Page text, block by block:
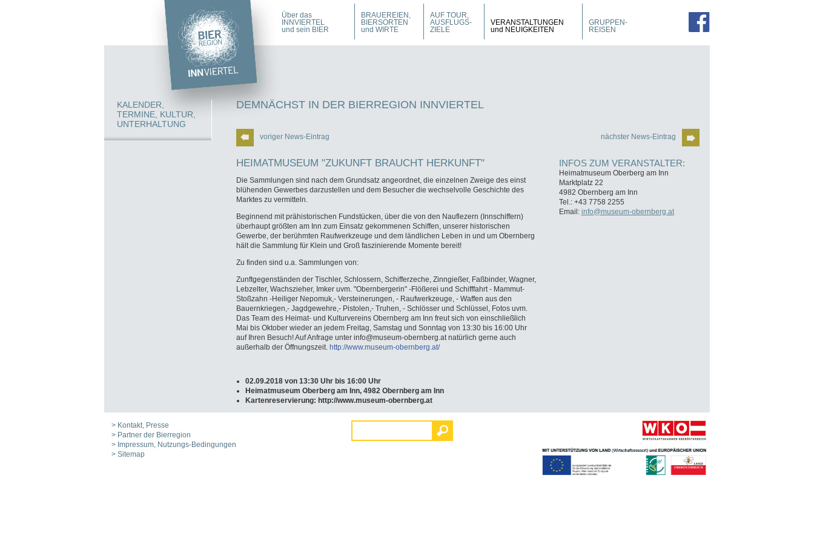
Über das
INNVIERTEL
und sein BIER
BRAUEREIEN,
BIERSORTEN
und WIRTE
AUF TOUR,
AUSFLUGS-
ZIELE
VERANSTALTUNGEN
und NEUIGKEITEN
GRUPPEN-
REISEN
PROSPEKTE
FÜHRUNGEN
KALENDER,
TERMINE, KULTUR,
UNTERHALTUNG
DEMNÄCHST IN DER BIERREGION INNVIERTEL
voriger News-Eintrag nächster News-Eintrag
HEIMATMUSEUM "ZUKUNFT BRAUCHT HERKUNFT"
Die Sammlungen sind nach dem Grundsatz angeordnet, die einzelnen Zweige des einst
blühenden Gewerbes darzustellen und dem Besucher die wechselvolle Geschichte des
Marktes zu vermitteln.
Beginnend mit prähistorischen Fundstücken, über die von den Nauflezern (Innschiffern)
überhaupt größten am Inn zum Einsatz gekommenen Schiffen, unserer historischen
Gewerbe, der berühmten Raufwerkzeuge und dem ländlichen Leben in und um Obernberg
hält die Sammlung für Klein und Groß faszinierende Momente bereit!
Zu finden sind u.a. Sammlungen von:
Zunftgegenständen der Tischler, Schlossern, Schifferzeche, Zinngießer, Faßbinder, Wagner,
Lebzelter, Wachszieher, Imker uvm. "Obernbergerin" -Flößerei und Schifffahrt - Mammut-
Stoßzahn -Heiliger Nepomuk,- Versteinerungen, - Raufwerkzeuge, - Waffen aus den
Bauernkriegen,- Jagdgewehre,- Pistolen,- Truhen, - Schlösser und Schlüssel, Fotos uvm.
Das Team des Heimat- und Kulturvereins Obernberg am Inn freut sich von einschließlich
Mai bis Oktober wieder an jedem Freitag, Samstag und Sonntag von 13:30 bis 16:00 Uhr
auf Ihren Besuch! Auf Anfrage unterinfo@museum-obernberg.atnatürlich gerne auch
außerhalb der Öffnungszeit. http://www.museum-obernberg.at/
02.09.2018 von 13:30 Uhr bis 16:00 Uhr
Heimatmuseum Oberberg am Inn, 4982 Obernberg am Inn
Kartenreservierung: http://www.museum-obernberg.at
INFOS ZUM VERANSTALTER:
Heimatmuseum Oberberg am Inn
Marktplatz 22
4982 Obernberg am Inn
Tel.: +43 7758 2255
Email: info@museum-obernberg.at
> Kontakt, Presse
> Partner der Bierregion
> Impressum, Nutzungs-Bedingungen
> Sitemap